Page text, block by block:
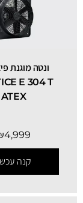
E 304 T
ATEX
4,999
קנה